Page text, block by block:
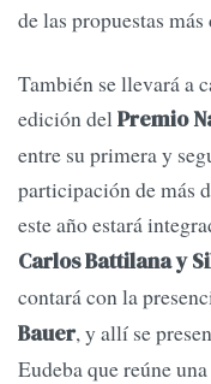
de las propuestas
También se llevará a
edición delPremio
entre su primera y
participación de más
este año estará
Carlos Battilana y
contará con la
Bauer, y allí se
Eudeba que reúne